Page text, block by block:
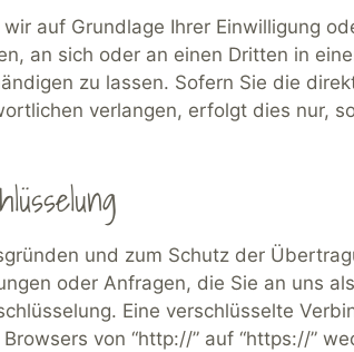
auf Grundlage Ihrer Einwilligung
an sich oder an einen Dritten in
zu lassen. Sofern Sie die
verlangen, erfolgt dies nur,
und zum Schutz der
oder Anfragen, die Sie an uns
Eine verschlüsselte
von “http://” auf “https://”